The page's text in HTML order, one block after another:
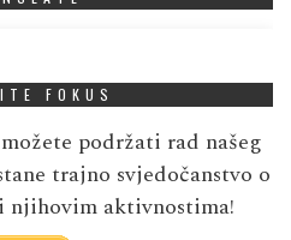
FOKUS
podržati rad našeg
trajno svjedočanstvo o
njihovim aktivnostima!